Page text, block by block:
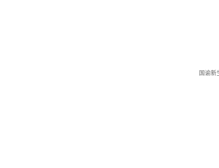
国谕新